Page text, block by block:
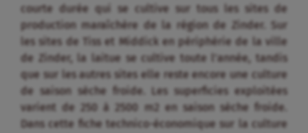
courte durée qui se cultive sur tous les sites de
production maraîchère de la région de Zinder. Sur
les sites de Tiss et Middick en périphérie de la ville
de Zinder, la laitue se cultive toute l’année, tandis
que sur les autres sites elle reste encore une culture
de saison sèche froide. Les superficies exploitées
varient de 250 à 2500 m2 en saison sèche froide.
Dans cette fiche technico-économique sur la culture